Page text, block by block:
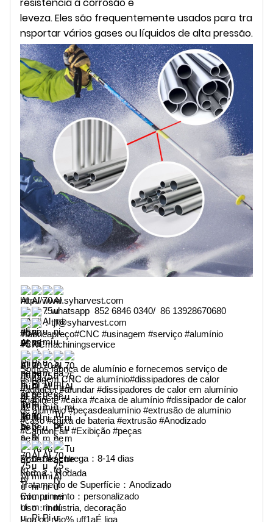
resistência à corrosão e
leveza. Eles são frequentemente usados para tra
nsportar vários gases ou líquidos de alta pressão.
http://www.syharvest.com
：whatsapp  852 6846 0340/  86 13928670680
：tjf@syharvest.com
#fábricapreço#CNC #usinagem #serviço #alumínio
#CNCmachiningservice
Somos fábrica de alumínio e fornecemos serviço de
usinagem CNC de alumínio#dissipadores de calor
#aquecer #afundar #dissipadores de calor em alumínio
#gabinete #caixa #caixa de alumínio #dissipador de calor
de alumínio #peçasdealumínio #extrusão de alumínio
#caso #caixa de bateria #extrusão #Anodizado
#CantonFair #Exibição #peças
Prazo de entrega：8-14 dias
Forma：Rodada
Tratamento de Superfície：Anodizado
Comprimento：personalizado
Uso：indústria, decoração
Liga ou não% uff1aÉ liga